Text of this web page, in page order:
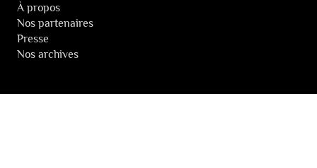
À propos
Nos partenaires
Presse
Nos archives